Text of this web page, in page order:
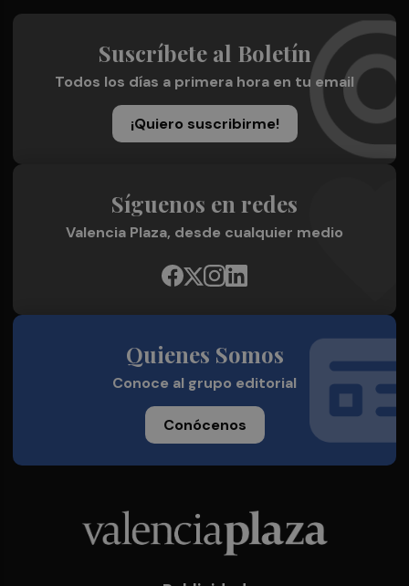
Suscríbete al Boletín
Todos los días a primera hora en tu email
¡Quiero suscribirme!
Síguenos en redes
Valencia Plaza, desde cualquier medio
Quienes Somos
Conoce al grupo editorial
Conócenos